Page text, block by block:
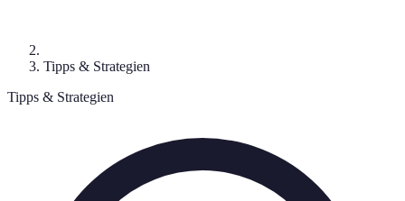
Tipps & Strategien
Tipps & Strategien